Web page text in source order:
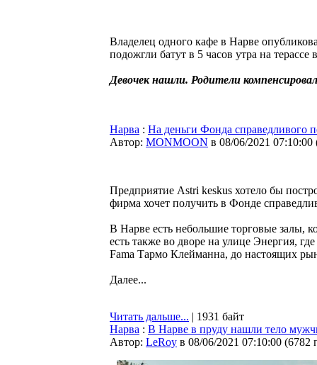
Владелец одного кафе в Нарве
подожгли батут в 5 часов утра на терассе
Девочек нашли. Родители
Нарва : На деньги Фонда справедливого
Автор: MONMOON в 08/06/2021 07:10:00
Предприятие Astri keskus хотело бы
фирма хочет получить в Фонде
В Нарве есть небольшие торговые залы,
есть также во дворе на улице Энергия,
Fama Тармо Клейманна, до настоящих
Далее...
Читать дальше... | 1931 байт
Нарва : В Нарве в пруду нашли тело
Автор: LeRoy в 08/06/2021 07:10:00 (6782